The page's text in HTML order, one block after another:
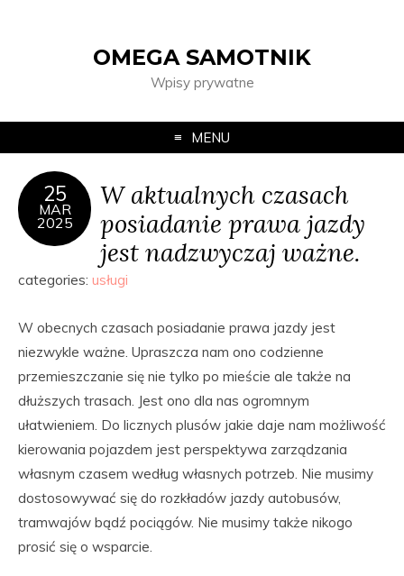
OMEGA SAMOTNIK
Wpisy prywatne
MENU
25
MAR
2025
W aktualnych czasach
posiadanie prawa jazdy
jest nadzwyczaj ważne.
categories: usługi
W obecnych czasach posiadanie prawa jazdy jest
niezwykle ważne. Upraszcza nam ono codzienne
przemieszczanie się nie tylko po mieście ale także na
dłuższych trasach. Jest ono dla nas ogromnym
ułatwieniem. Do licznych plusów jakie daje nam możliwość
kierowania pojazdem jest perspektywa zarządzania
własnym czasem według własnych potrzeb. Nie musimy
dostosowywać się do rozkładów jazdy autobusów,
tramwajów bądź pociągów. Nie musimy także nikogo
prosić się o wsparcie.